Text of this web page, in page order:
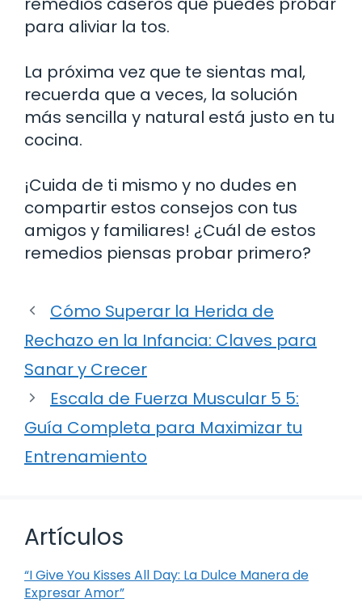
para aliviar la tos.
La próxima vez que te sientas mal,
recuerda que a veces, la solución
más sencilla y natural está justo en tu
cocina.
¡Cuida de ti mismo y no dudes en
compartir estos consejos con tus
amigos y familiares! ¿Cuál de estos
remedios piensas probar primero?
Cómo Superar la Herida de
Rechazo en la Infancia: Claves para
Sanar y Crecer
Escala de Fuerza Muscular 5 5:
Guía Completa para Maximizar tu
Entrenamiento
Artículos
“I Give You Kisses All Day: La Dulce Manera de
Expresar Amor”